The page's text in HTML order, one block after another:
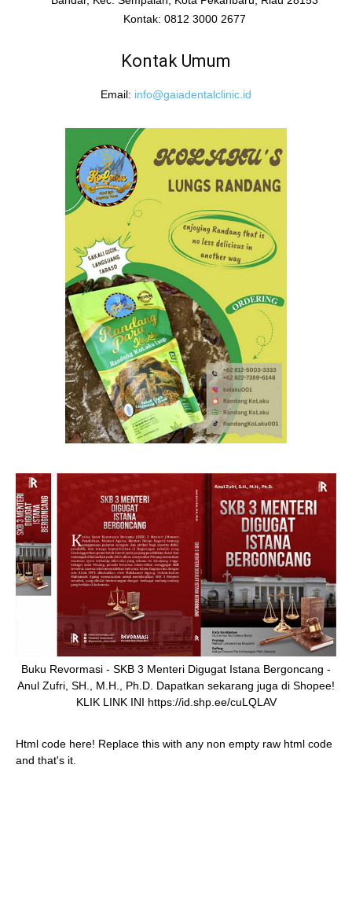
Kontak: 0812 3000 2677
Kontak Umum
Email: info@gaiadentalclinic.id
Buku Revormasi - SKB 3 Menteri Digugat Istana Bergoncang -
Anul Zufri, SH., M.H., Ph.D. Dapatkan sekarang juga di Shopee!
KLIK LINK INI https://id.shp.ee/cuLQLAV
Html code here! Replace this with any non empty raw html code
and that's it.